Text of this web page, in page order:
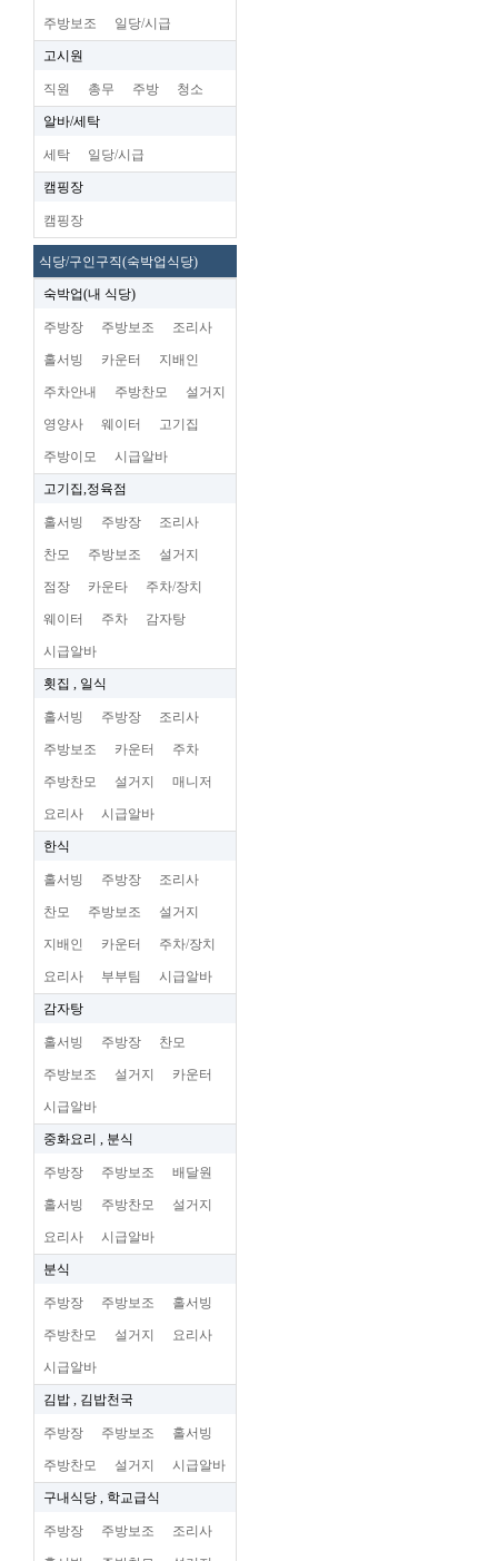
주방보조 일당/시급
고시원
직원 총무 주방 청소
알바/세탁
세탁 일당/시급
캠핑장
캠핑장
식당/구인구직(숙박업식당)
숙박업(내 식당)
주방장 주방보조 조리사
홀서빙 카운터 지배인
주차안내 주방찬모 설거지
영양사 웨이터 고기집
주방이모 시급알바
고기집,정육점
홀서빙 주방장 조리사
찬모 주방보조 설거지
점장 카운타 주차/장치
웨이터 주차 감자탕
시급알바
횟집 , 일식
홀서빙 주방장 조리사
주방보조 카운터 주차
주방찬모 설거지 매니저
요리사 시급알바
한식
홀서빙 주방장 조리사
찬모 주방보조 설거지
지배인 카운터 주차/장치
요리사 부부팀 시급알바
감자탕
홀서빙 주방장 찬모
주방보조 설거지 카운터
시급알바
중화요리 , 분식
주방장 주방보조 배달원
홀서빙 주방찬모 설거지
요리사 시급알바
분식
주방장 주방보조 홀서빙
주방찬모 설거지 요리사
시급알바
김밥 , 김밥천국
주방장 주방보조 홀서빙
주방찬모 설거지 시급알바
구내식당 , 학교급식
주방장 주방보조 조리사